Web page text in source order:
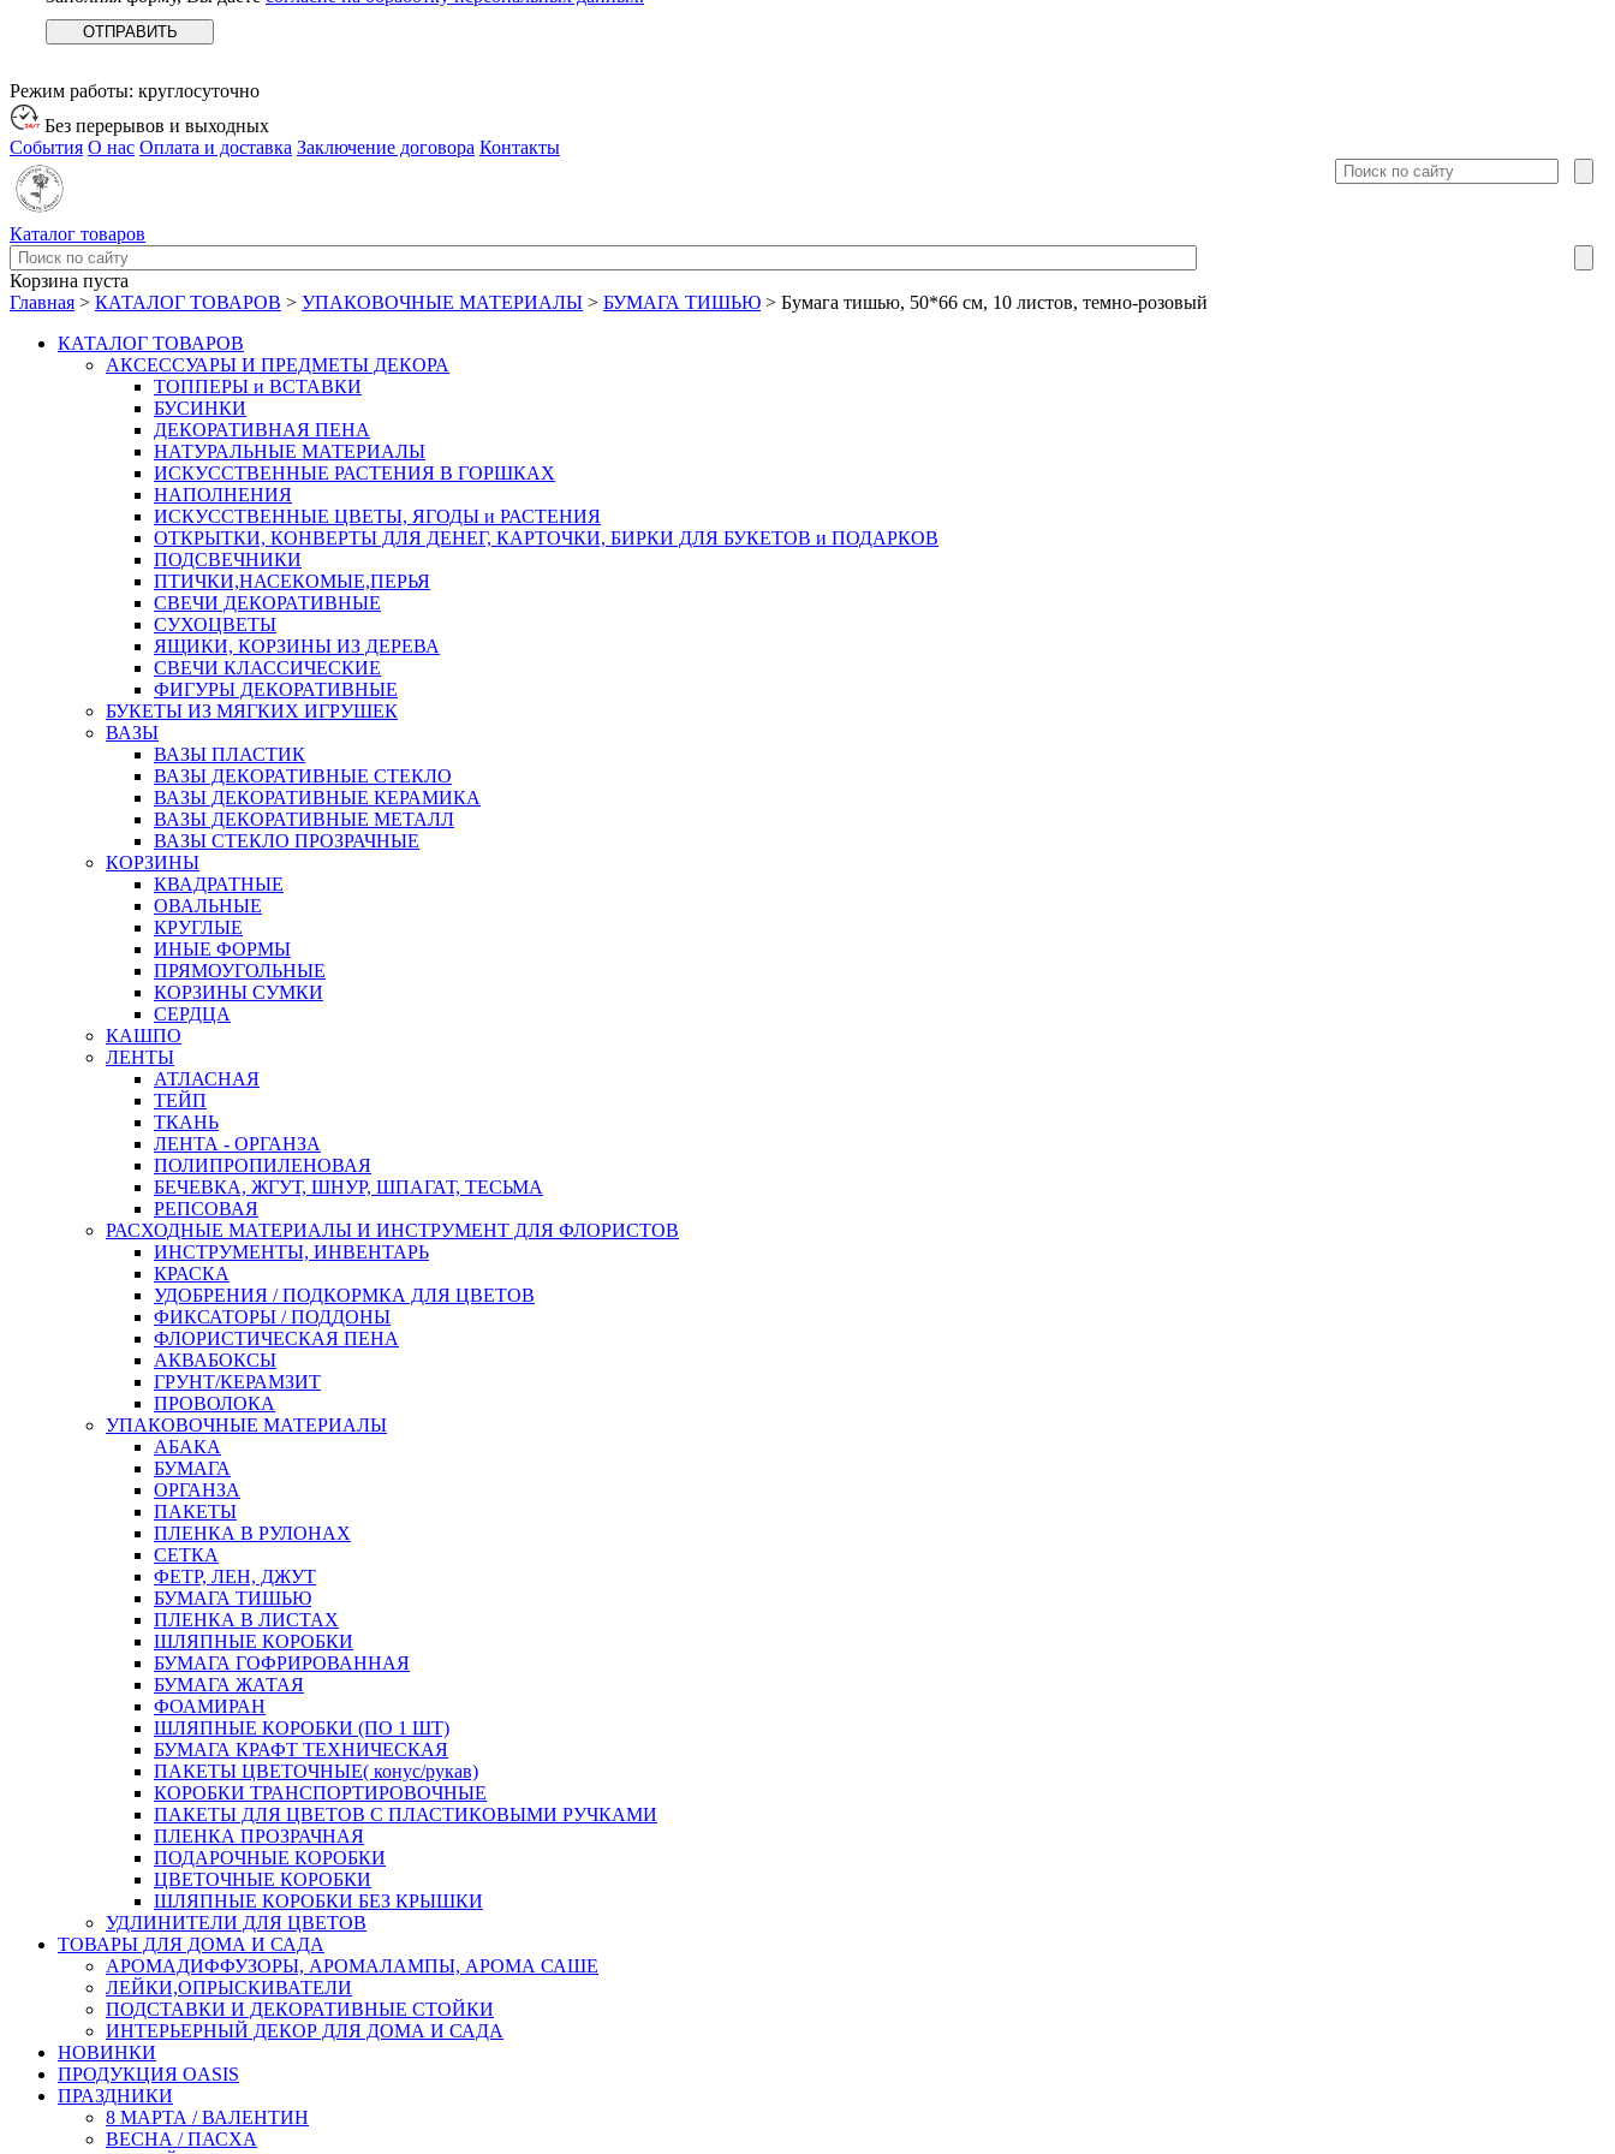
Режим работы: круглосуточно
Без перерывов и выходных
События О нас Оплата и доставка Заключение договора Контакты
Каталог товаров
Корзина пуста
Главная > КАТАЛОГ ТОВАРОВ > УПАКОВОЧНЫЕ МАТЕРИАЛЫ > БУМАГА ТИШЬЮ > Бумага тишью, 50*66 см, 10 листов, темно-розовый
КАТАЛОГ ТОВАРОВ
АКСЕССУАРЫ И ПРЕДМЕТЫ ДЕКОРА
ТОППЕРЫ и ВСТАВКИ
БУСИНКИ
ДЕКОРАТИВНАЯ ПЕНА
НАТУРАЛЬНЫЕ МАТЕРИАЛЫ
ИСКУССТВЕННЫЕ РАСТЕНИЯ В ГОРШКАХ
НАПОЛНЕНИЯ
ИСКУССТВЕННЫЕ ЦВЕТЫ, ЯГОДЫ и РАСТЕНИЯ
ОТКРЫТКИ, КОНВЕРТЫ ДЛЯ ДЕНЕГ, КАРТОЧКИ, БИРКИ ДЛЯ БУКЕТОВ и ПОДАРКОВ
ПОДСВЕЧНИКИ
ПТИЧКИ,НАСЕКОМЫЕ,ПЕРЬЯ
СВЕЧИ ДЕКОРАТИВНЫЕ
СУХОЦВЕТЫ
ЯЩИКИ, КОРЗИНЫ ИЗ ДЕРЕВА
СВЕЧИ КЛАССИЧЕСКИЕ
ФИГУРЫ ДЕКОРАТИВНЫЕ
БУКЕТЫ ИЗ МЯГКИХ ИГРУШЕК
ВАЗЫ
ВАЗЫ ПЛАСТИК
ВАЗЫ ДЕКОРАТИВНЫЕ СТЕКЛО
ВАЗЫ ДЕКОРАТИВНЫЕ КЕРАМИКА
ВАЗЫ ДЕКОРАТИВНЫЕ МЕТАЛЛ
ВАЗЫ СТЕКЛО ПРОЗРАЧНЫЕ
КОРЗИНЫ
КВАДРАТНЫЕ
ОВАЛЬНЫЕ
КРУГЛЫЕ
ИНЫЕ ФОРМЫ
ПРЯМОУГОЛЬНЫЕ
КОРЗИНЫ СУМКИ
СЕРДЦА
КАШПО
ЛЕНТЫ
АТЛАСНАЯ
ТЕЙП
ТКАНЬ
ЛЕНТА - ОРГАНЗА
ПОЛИПРОПИЛЕНОВАЯ
БЕЧЕВКА, ЖГУТ, ШНУР, ШПАГАТ, ТЕСЬМА
РЕПСОВАЯ
РАСХОДНЫЕ МАТЕРИАЛЫ И ИНСТРУМЕНТ ДЛЯ ФЛОРИСТОВ
ИНСТРУМЕНТЫ, ИНВЕНТАРЬ
КРАСКА
УДОБРЕНИЯ / ПОДКОРМКА ДЛЯ ЦВЕТОВ
ФИКСАТОРЫ / ПОДДОНЫ
ФЛОРИСТИЧЕСКАЯ ПЕНА
АКВАБОКСЫ
ГРУНТ/КЕРАМЗИТ
ПРОВОЛОКА
УПАКОВОЧНЫЕ МАТЕРИАЛЫ
АБАКА
БУМАГА
ОРГАНЗА
ПАКЕТЫ
ПЛЕНКА В РУЛОНАХ
СЕТКА
ФЕТР, ЛЕН, ДЖУТ
БУМАГА ТИШЬЮ
ПЛЕНКА В ЛИСТАХ
ШЛЯПНЫЕ КОРОБКИ
БУМАГА ГОФРИРОВАННАЯ
БУМАГА ЖАТАЯ
ФОАМИРАН
ШЛЯПНЫЕ КОРОБКИ (ПО 1 ШТ)
БУМАГА КРАФТ ТЕХНИЧЕСКАЯ
ПАКЕТЫ ЦВЕТОЧНЫЕ( конус/рукав)
КОРОБКИ ТРАНСПОРТИРОВОЧНЫЕ
ПАКЕТЫ ДЛЯ ЦВЕТОВ С ПЛАСТИКОВЫМИ РУЧКАМИ
ПЛЕНКА ПРОЗРАЧНАЯ
ПОДАРОЧНЫЕ КОРОБКИ
ЦВЕТОЧНЫЕ КОРОБКИ
ШЛЯПНЫЕ КОРОБКИ БЕЗ КРЫШКИ
УДЛИНИТЕЛИ ДЛЯ ЦВЕТОВ
ТОВАРЫ ДЛЯ ДОМА И САДА
АРОМАДИФФУЗОРЫ, АРОМАЛАМПЫ, АРОМА САШЕ
ЛЕЙКИ,ОПРЫСКИВАТЕЛИ
ПОДСТАВКИ И ДЕКОРАТИВНЫЕ СТОЙКИ
ИНТЕРЬЕРНЫЙ ДЕКОР ДЛЯ ДОМА И САДА
НОВИНКИ
ПРОДУКЦИЯ OASIS
ПРАЗДНИКИ
8 МАРТА / ВАЛЕНТИН
ВЕСНА / ПАСХА